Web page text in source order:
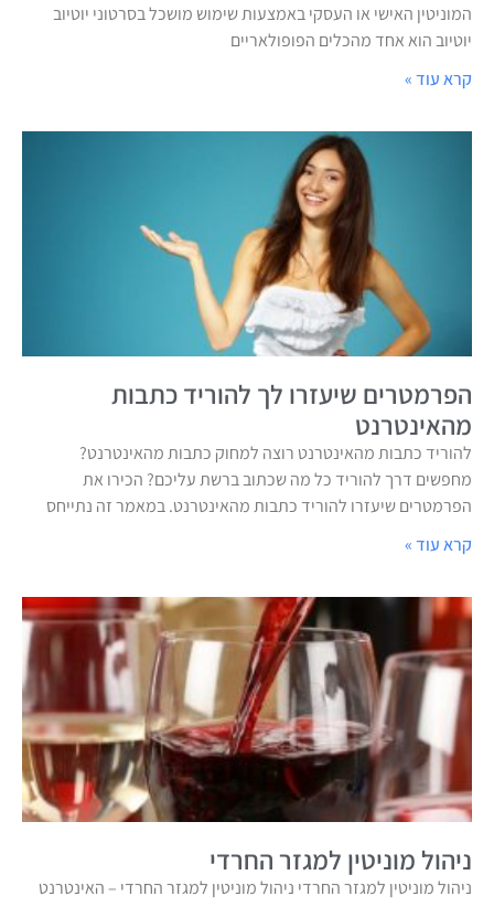
המוניטין האישי או העסקי באמצעות שימוש מושכל בסרטוני יוטיוב
יוטיוב הוא אחד מהכלים הפופולאריים
קרא עוד »
הפרמטרים שיעזרו לך להוריד כתבות
מהאינטרנט
להוריד כתבות מהאינטרנט רוצה למחוק כתבות מהאינטרנט?
מחפשים דרך להוריד כל מה שכתוב ברשת עליכם? הכירו את
הפרמטרים שיעזרו להוריד כתבות מהאינטרנט. במאמר זה נתייחס
קרא עוד »
ניהול מוניטין למגזר החרדי
ניהול מוניטין למגזר החרדי ניהול מוניטין למגזר החרדי – האינטרנט